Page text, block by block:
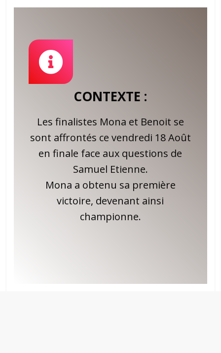
CONTEXTE :
Les finalistes Mona et Benoit se
sont affrontés ce vendredi 18 Août
en finale face aux questions de
Samuel Etienne.
Mona a obtenu sa première
victoire, devenant ainsi
championne.